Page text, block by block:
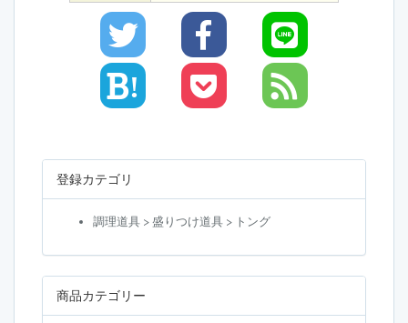
!
登録カテゴリ
調理道具 > 盛りつけ道具 > トング
商品カテゴリー